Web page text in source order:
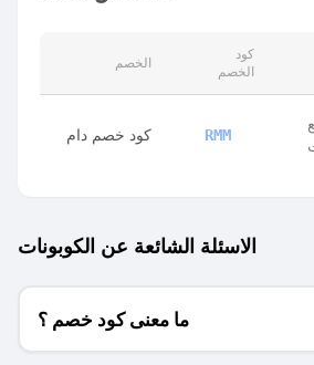
الخصم
كود
الخصم
كود خصم دام RMM
الاسئلة الشائعة عن الكوبونات
ما معنى كود خصم ؟